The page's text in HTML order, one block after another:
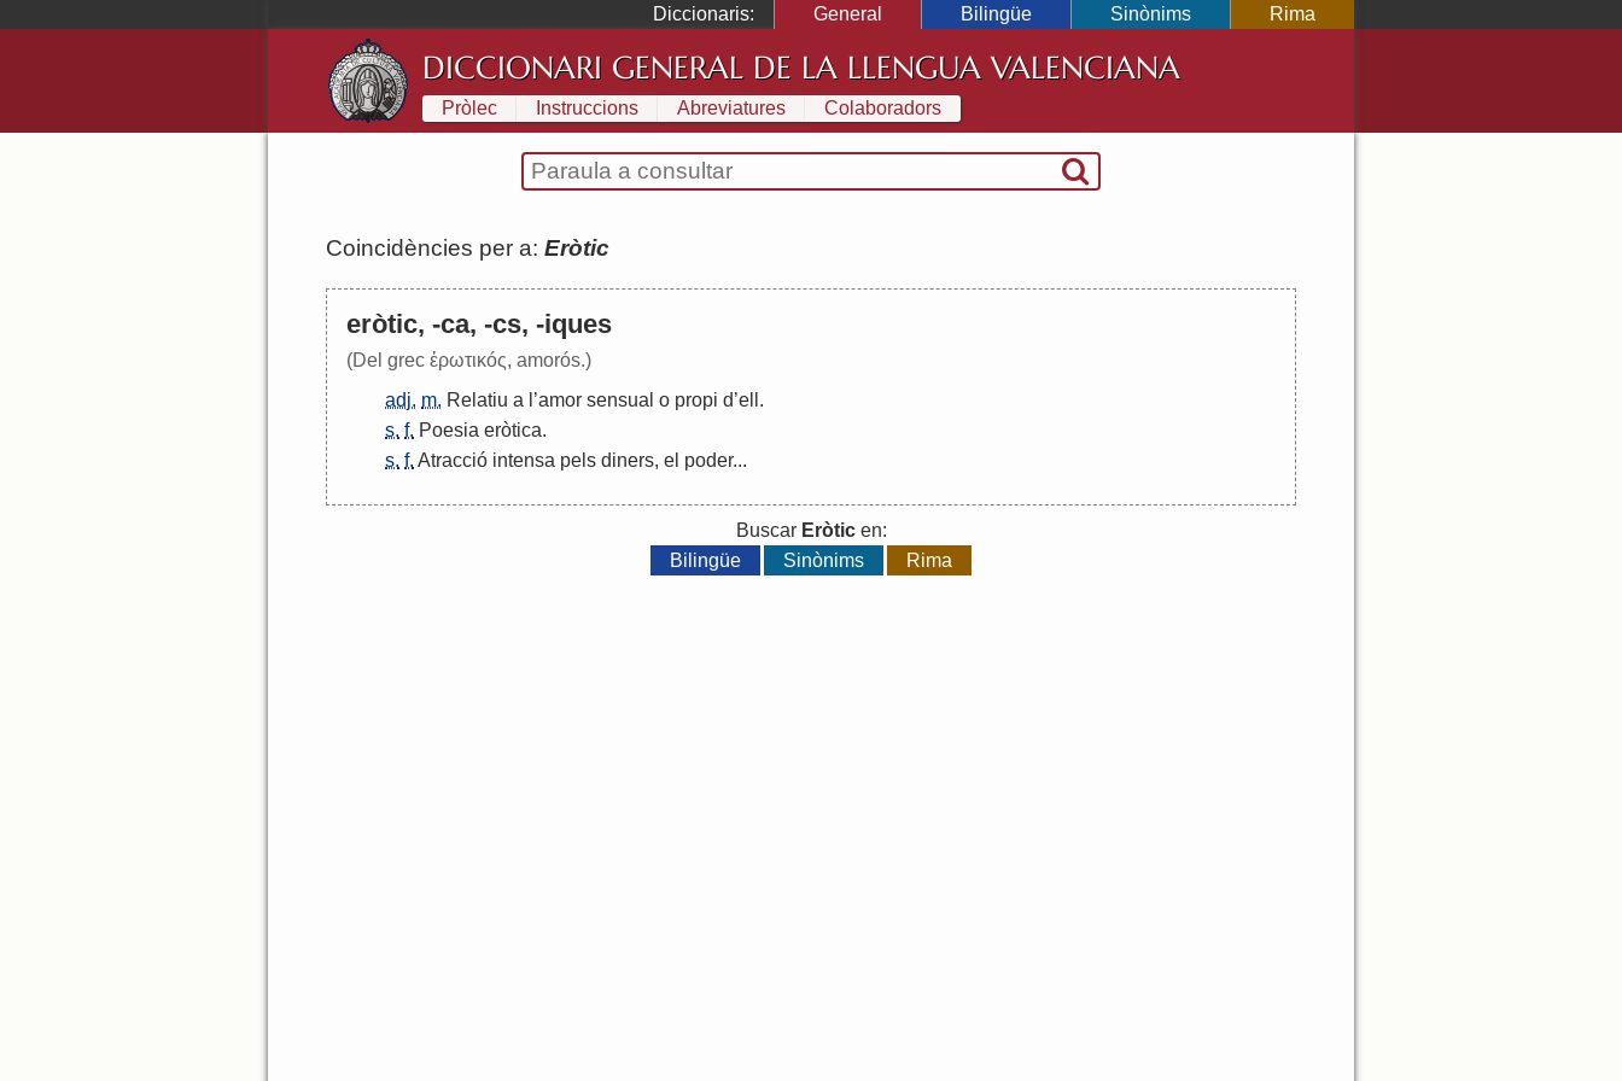
Diccionaris: General Bilingüe Sinònims Rima
DICCIONARI GENERAL DE LA LLENGUA VALENCIANA
Pròlec Instruccions Abreviatures Colaboradors
Coincidències per a: Eròtic
eròtic, -ca, -cs, -iques
(Del grec ἐρωτικóς, amorós.)
adj. m. Relatiu a ’amor sensual o propi d’ell .
s. f. Poesia eròtica.
s. f. Atracció intensa pels diners, el poder...
Buscar Eròticen:
Bilingüe
Sinònims Rima